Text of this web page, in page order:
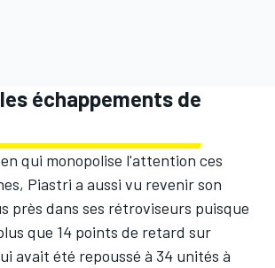
échappements de
qui monopolise l'attention ces
Piastri a aussi vu revenir son
près dans ses rétroviseurs puisque
que 14 points de retard sur
avait été repoussé à 34 unités à